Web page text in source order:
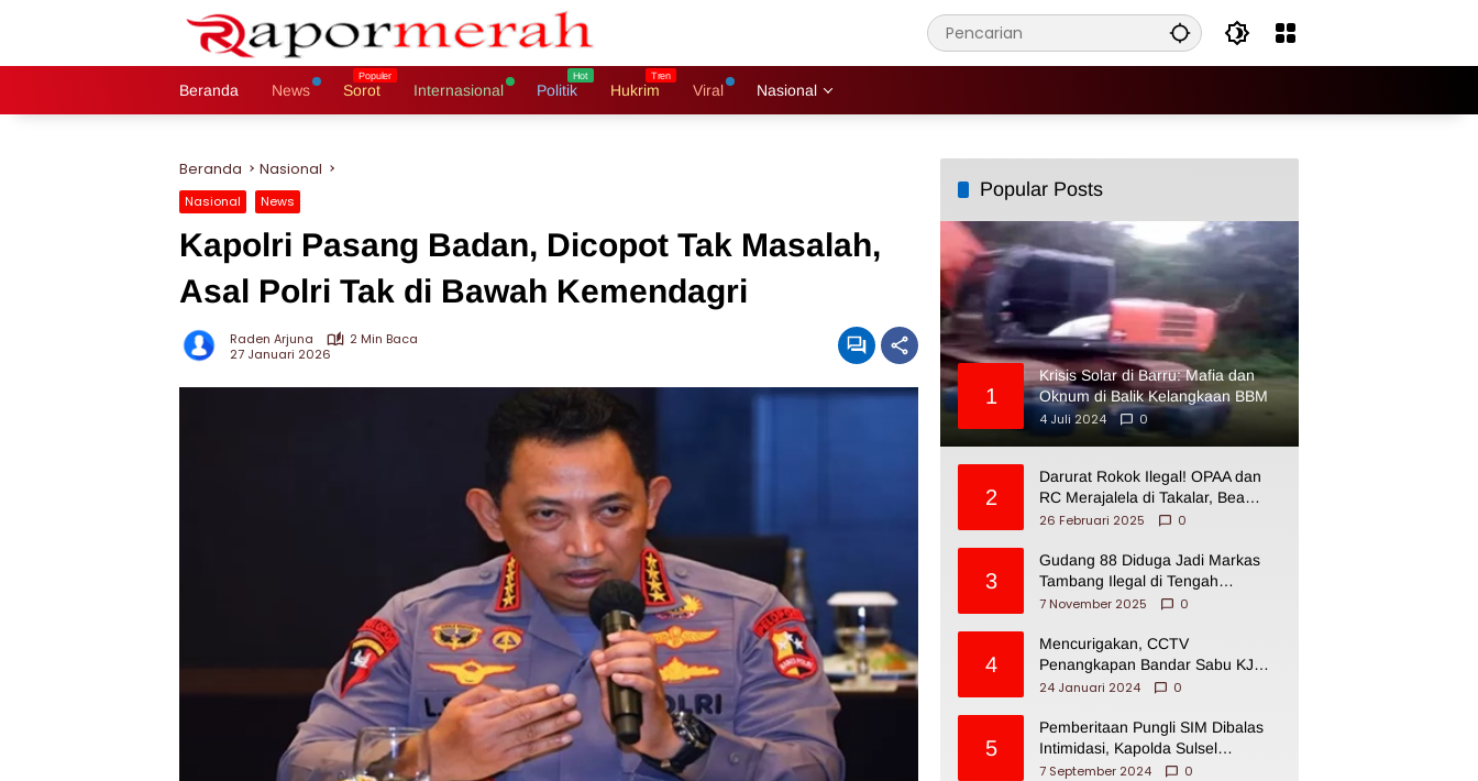
Beranda News Sorot Internasional Politik Hukrim Viral Nasional
Beranda Nasional
Nasional News
Kapolri Pasang Badan, Dicopot Tak Masalah,
Asal Polri Tak di Bawah Kemendagri
Raden Arjuna
2 Min Baca
27 Januari 2026
Popular Posts
1
Krisis Solar di Barru: Mafia dan
Oknum di Balik Kelangkaan BBM
4 Juli 2024
0
2
Darurat Rokok Ilegal! OPAA dan
RC Merajalela di Takalar, Bea
Cukai Impoten
26 Februari 2025 0
3
Gudang 88 Diduga Jadi Markas
Tambang Ilegal di Tengah
Permukiman Warga Makassar
7 November 2025 0
4
Mencurigakan, CCTV
Penangkapan Bandar Sabu KJ
Disita Oknum BNNP Sulsel
24 Januari 2024 0
5
Pemberitaan Pungli SIM Dibalas
Intimidasi, Kapolda Sulsel
Dikecam PJI Sulsel
7 September 2024 0